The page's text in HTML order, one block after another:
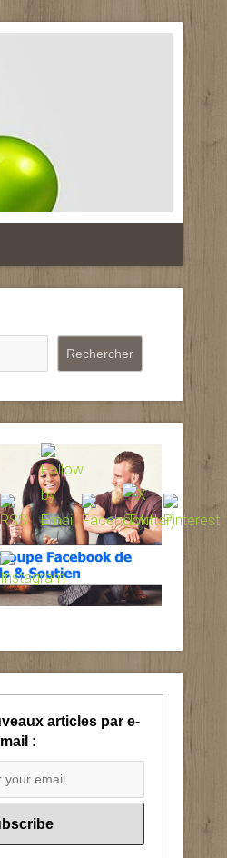
Rechercher
articles par e-
mail :